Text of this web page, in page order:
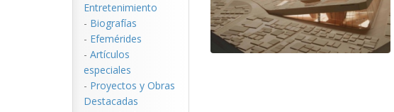
Entretenimiento
- Biografías
- Efemérides
- Artículos
especiales
- Proyectos y Obras
Destacadas